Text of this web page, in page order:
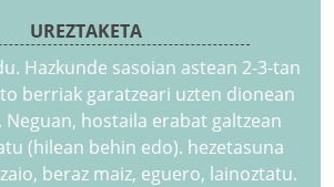
UREZTAKETA
Hazkunde sasoian astean 2-3-tan
berriak garatzeari uzten dionean
Neguan, hostaila erabat galtzean
(hilean behin edo). hezetasuna
beraz maiz, eguero, lainoztatu.